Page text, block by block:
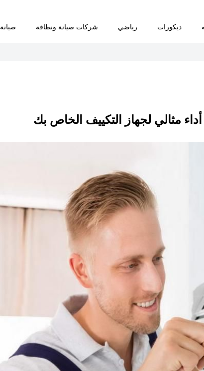
ديكورات رياضي شركات صيانة ونظافة صيانة
مثالي لجهاز التكييف الخاص بك